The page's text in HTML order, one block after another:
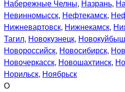
Набережные Челны, Назрань,
Невинномысск, Нефтекамск,
Нижневартовск, Нижнекамск,
Тагил, Новокузнецк,
Новороссийск, Новосибирск,
Новочеркасск, Новошахтинск,
Норильск, Ноябрьск
О